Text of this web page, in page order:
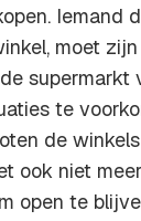
Iemand
moet
supermarkt
te
de
ook niet
open te